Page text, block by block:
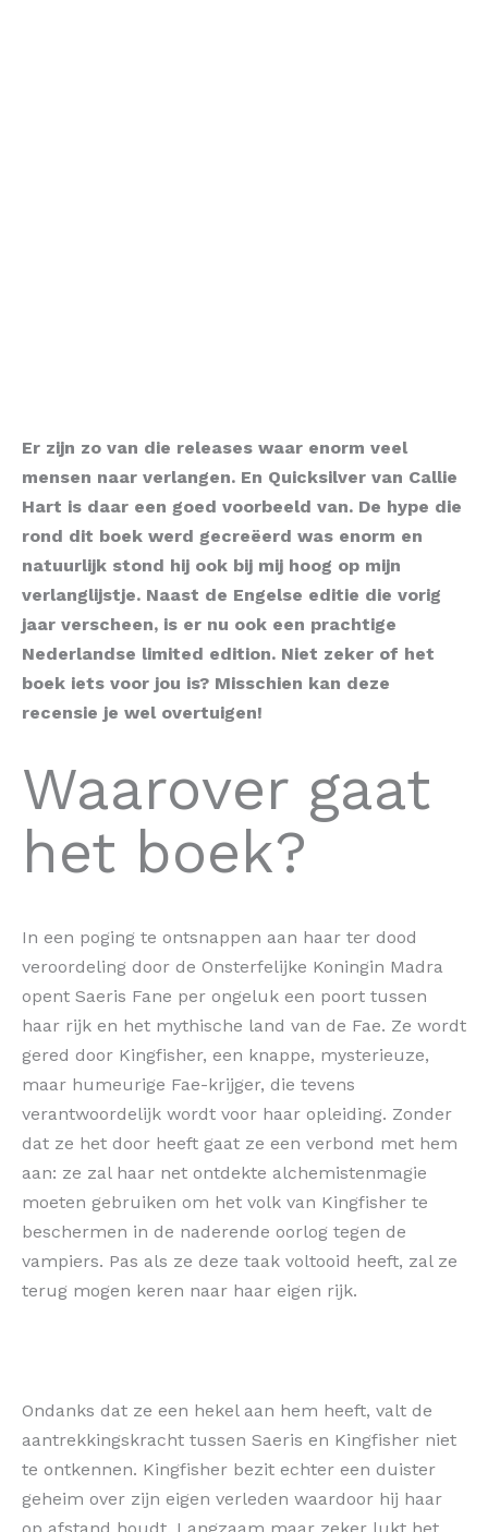
Er zijn zo van die releases waar enorm veel
mensen naar verlangen. En Quicksilver van Callie
Hart is daar een goed voorbeeld van. De hype die
rond dit boek werd gecreëerd was enorm en
natuurlijk stond hij ook bij mij hoog op mijn
verlanglijstje. Naast de Engelse editie die vorig
jaar verscheen, is er nu ook een prachtige
Nederlandse limited edition. Niet zeker of het
boek iets voor jou is? Misschien kan deze
recensie je wel overtuigen!
Waarover gaat
het boek?
In een poging te ontsnappen aan haar ter dood
veroordeling door de Onsterfelijke Koningin Madra
opent Saeris Fane per ongeluk een poort tussen
haar rijk en het mythische land van de Fae. Ze wordt
gered door Kingfisher, een knappe, mysterieuze,
maar humeurige Fae-krijger, die tevens
verantwoordelijk wordt voor haar opleiding. Zonder
dat ze het door heeft gaat ze een verbond met hem
aan: ze zal haar net ontdekte alchemistenmagie
moeten gebruiken om het volk van Kingfisher te
beschermen in de naderende oorlog tegen de
vampiers. Pas als ze deze taak voltooid heeft, zal ze
terug mogen keren naar haar eigen rijk.
Ondanks dat ze een hekel aan hem heeft, valt de
aantrekkingskracht tussen Saeris en Kingfisher niet
te ontkennen. Kingfisher bezit echter een duister
geheim over zijn eigen verleden waardoor hij haar
op afstand houdt. Langzaam maar zeker lukt het